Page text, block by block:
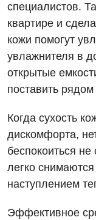
Интернатура
Энциклопедия
Видео
Диагностическое
Компьютерная
Магнитно-
Рентгенография
УЗИ
Эндоскопическое
Диагностическое
Дневной
Онкологическое
Отдел
Отделение
Декларирование
специалистов.
квартире и
кожи помогут
увлажнителя в
открытые
поставить
Когда сухость
дискомфорта,
беспокоиться
легко
наступлением
Эффективное